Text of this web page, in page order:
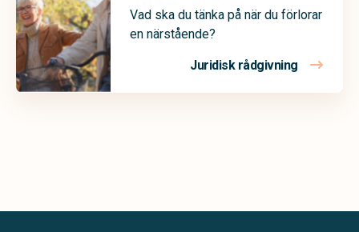
Vad ska du tänka på när du förlorar
en närstående?
Juridisk rådgivning